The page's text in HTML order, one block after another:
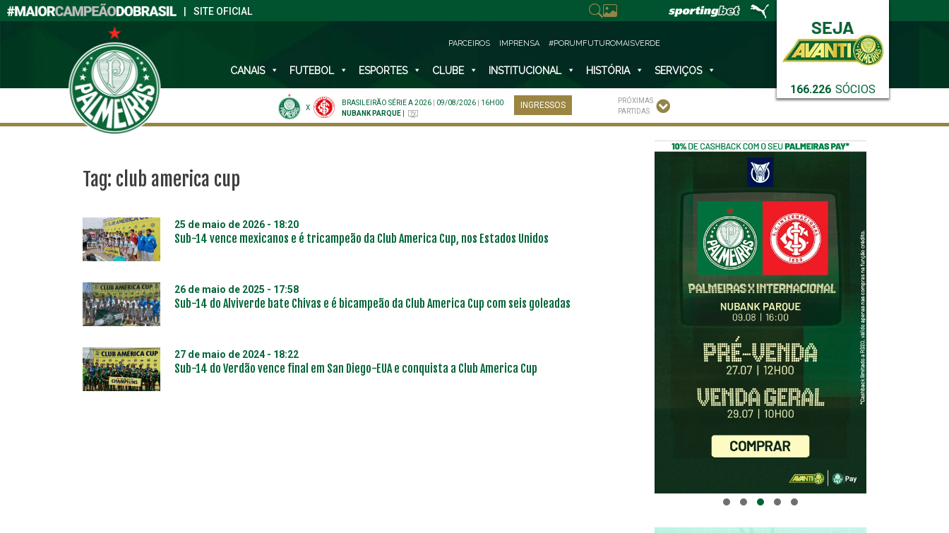
SITE OFICIAL
166.226 SÓCIOS
PARCEIROS IMPRENSA #PORUMFUTUROMAISVERDE
CANAIS FUTEBOL ESPORTES CLUBE INSTITUCIONAL HISTÓRIA SERVIÇOS
X
BRASILEIRÃO SÉRIE A 2026 09/08/2026
16H00
NUBANK PARQUE
INGRESSOS
PRÓXIMAS
PARTIDAS
Tag: club america cup
25 de maio de 2026 - 18:20
Sub-14 vence mexicanos e é tricampeão da Club America Cup, nos Estados Unidos
26 de maio de 2025 - 17:58
Sub-14 do Alviverde bate Chivas e é bicampeão da Club America Cup com seis goleadas
27 de maio de 2024 - 18:22
Sub-14 do Verdão vence final em San Diego-EUA e conquista a Club America Cup